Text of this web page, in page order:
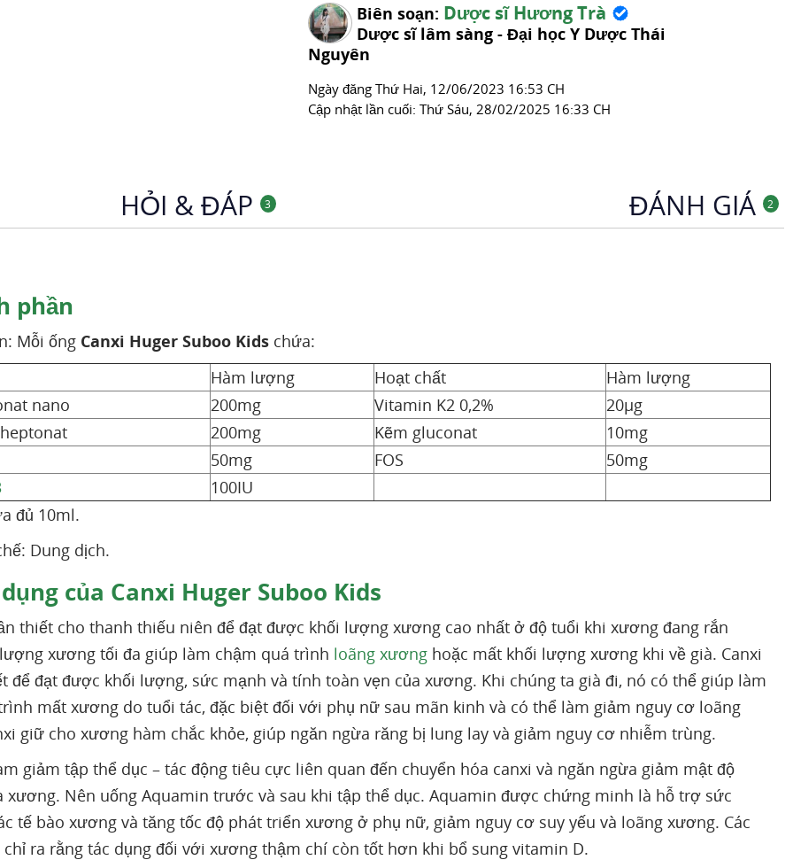
Biên soạn: Dược sĩ Hương Trà
Dược sĩ lâm sàng - Đại học Y Dược Thái
Nguyên
Ngày đăng Thứ Hai, 12/06/2023 16:53 CH
Cập nhật lần cuối: Thứ Sáu, 28/02/2025 16:33 CH
HỎI & ĐÁP 3 ĐÁNH GIÁ 2
phần
Mỗi ống Canxi Huger Suboo Kids chứa:
Hàm lượng
Hoạt chất
Hàm lượng
nano
200mg Vitamin K2 0,2%
20µg
200mg Kẽm gluconat
10mg
50mg
FOS
50mg
100IU
đủ 10ml.
Dung dịch.
của Canxi Huger Suboo Kids
thiết cho thanh thiếu niên để đạt được khối lượng xương cao nhất ở độ tuổi khi xương đang rắn
xương tối đa giúp làm chậm quá trình loãng xương hoặc mất khối lượng xương khi về già. Canxi
để đạt được khối lượng, sức mạnh và tính toàn vẹn của xương. Khi chúng ta già đi, nó có thể giúp làm
mất xương do tuổi tác, đặc biệt đối với phụ nữ sau mãn kinh và có thể làm giảm nguy cơ loãng
giữ cho xương hàm chắc khỏe, giúp ngăn ngừa răng bị lung lay và giảm nguy cơ nhiễm trùng.
giảm tập thể dục – tác động tiêu cực liên quan đến chuyển hóa canxi và ngăn ngừa giảm mật độ
xương. Nên uống Aquamin trước và sau khi tập thể dục. Aquamin được chứng minh là hỗ trợ sức
tế bào xương và tăng tốc độ phát triển xương ở phụ nữ, giảm nguy cơ suy yếu và loãng xương. Các
chỉ ra rằng tác dụng đối với xương thậm chí còn tốt hơn khi bổ sung vitamin D.